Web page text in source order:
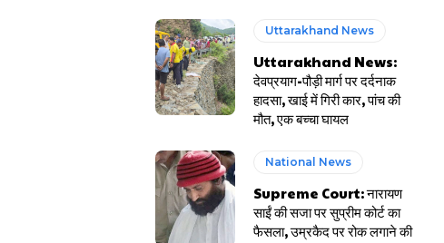
Uttarakhand News
Uttarakhand News:
देवप्रयाग-पौड़ी मार्ग पर दर्दनाक
हादसा, खाई में गिरी कार, पांच की
मौत, एक बच्चा घायल
National News
Supreme Court: नारायण
साईं की सजा पर सुप्रीम कोर्ट का
फैसला, उम्रकैद पर रोक लगाने की